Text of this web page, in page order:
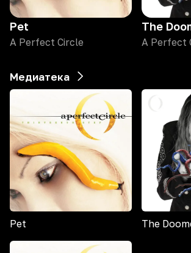
Pet
A Perfect Circle
The
A Perfect
Медиатека
Pet The